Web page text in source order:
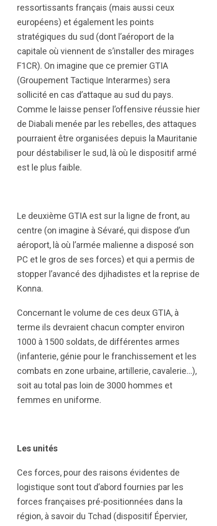
ressortissants français (mais aussi ceux
européens) et également les points
stratégiques du sud (dont l’aéroport de la
capitale où viennent de s’installer des mirages
F1CR). On imagine que ce premier GTIA
(Groupement Tactique Interarmes) sera
sollicité en cas d’attaque au sud du pays.
Comme le laisse penser l’offensive réussie hier
de Diabali menée par les rebelles, des attaques
pourraient être organisées depuis la Mauritanie
pour déstabiliser le sud, là où le dispositif armé
est le plus faible.
Le deuxième GTIA est sur la ligne de front, au
centre (on imagine à Sévaré, qui dispose d’un
aéroport, là où l’armée malienne a disposé son
PC et le gros de ses forces) et qui a permis de
stopper l’avancé des djihadistes et la reprise de
Konna.
Concernant le volume de ces deux GTIA, à
terme ils devraient chacun compter environ
1000 à 1500 soldats, de différentes armes
(infanterie, génie pour le franchissement et les
combats en zone urbaine, artillerie, cavalerie…),
soit au total pas loin de 3000 hommes et
femmes en uniforme.
Les unités
Ces forces, pour des raisons évidentes de
logistique sont tout d’abord fournies par les
forces françaises pré-positionnées dans la
région, à savoir du Tchad (dispositif Épervier,